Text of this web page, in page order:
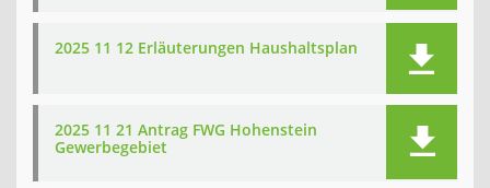
2025 11 12 Erläuterungen Haushaltsplan
2025 11 21 Antrag FWG Hohenstein
Gewerbegebiet